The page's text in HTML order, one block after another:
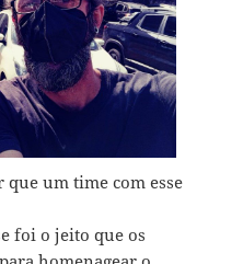
um time com esse
foi o jeito que os